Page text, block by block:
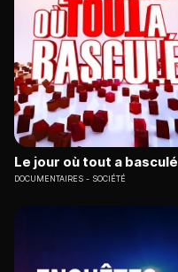
Le jour où tout a basculé
DOCUMENTAIRES SOCIÉTÉ